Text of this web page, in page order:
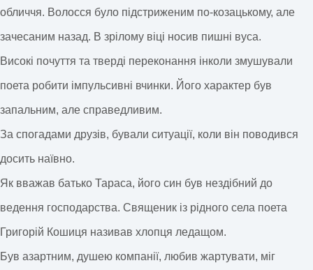
обличчя. Волосся було підстриженим по-козацькому, але
зачесаним назад. В зрілому віці носив пишні вуса.
Високі почуття та тверді переконання інколи змушували
поета робити імпульсивні вчинки. Його характер був
запальним, але справедливим.
За спогадами друзів, бували ситуації, коли він поводився
досить наївно.
Як вважав батько Тараса, його син був нездібний до
ведення господарства. Священик із рідного села поета
Григорій Кошиця називав хлопця ледащом.
Був азартним, душею компанії, любив жартувати, міг